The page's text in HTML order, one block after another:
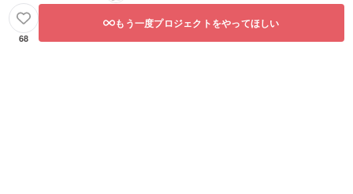
68
もう一度プロジェクトをやってほしい